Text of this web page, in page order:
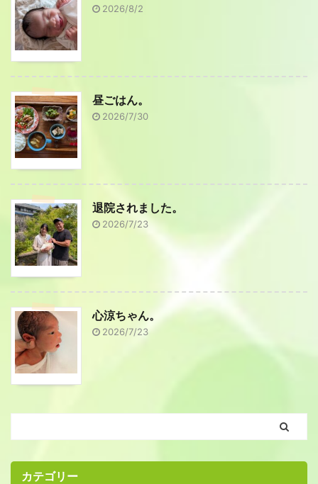
2026/8/2
昼ごはん。
2026/7/30
退院されました。
2026/7/23
心涼ちゃん。
2026/7/23
カテゴリー